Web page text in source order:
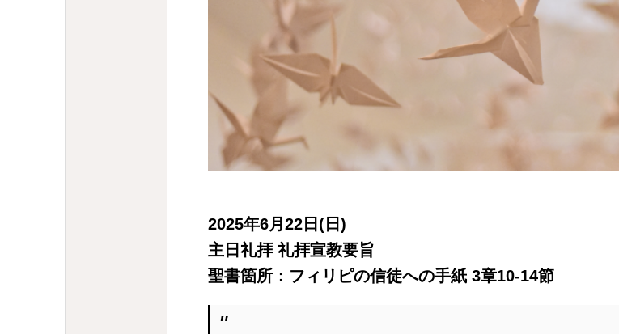
2025年6月22日(日)
主日礼拝 礼拝宣教要旨
聖書箇所：フィリピの信徒への手紙 3章10-14節